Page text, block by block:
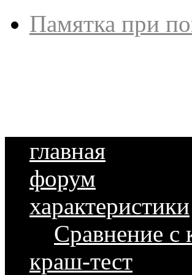
Памятка при
главная
форум
характеристики
Сравнение с
краш-тест